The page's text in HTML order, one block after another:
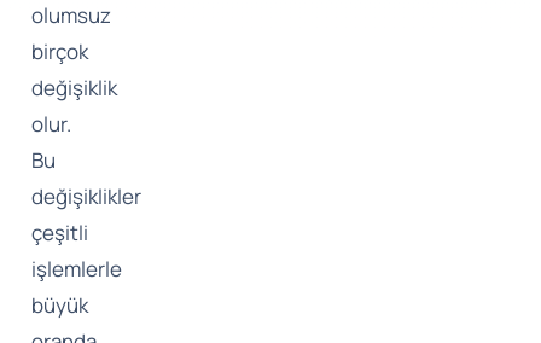
olumsuz
birçok
değişiklik
olur.
Bu
değişiklikler
çeşitli
işlemlerle
büyük